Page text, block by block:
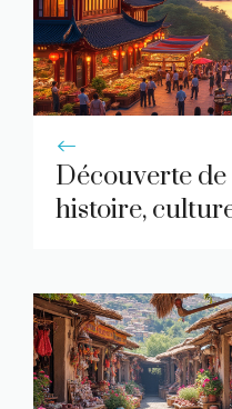
Découverte
histoire,